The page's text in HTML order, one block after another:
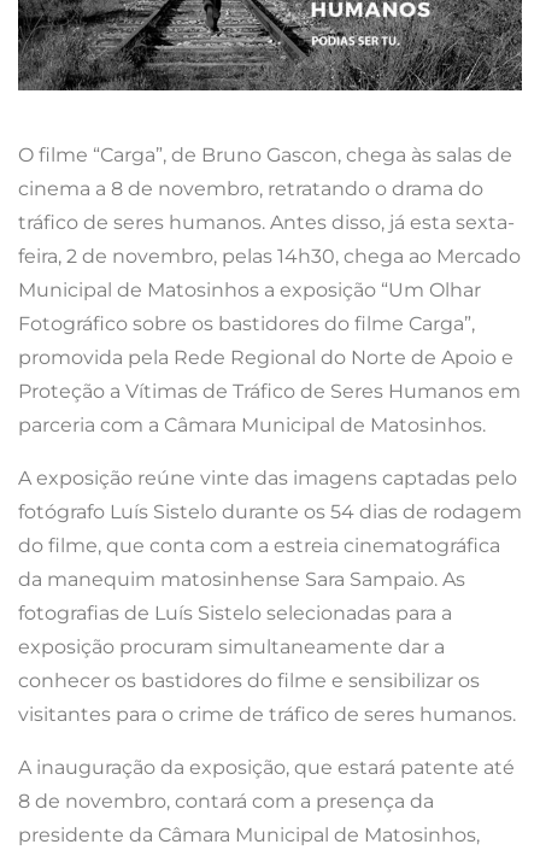
O filme “Carga”, de Bruno Gascon, chega às salas de
cinema a 8 de novembro, retratando o drama do
tráfico de seres humanos. Antes disso, já esta sexta-
feira, 2 de novembro, pelas 14h30, chega ao Mercado
Municipal de Matosinhos a exposição “Um Olhar
Fotográfico sobre os bastidores do filme Carga”,
promovida pela Rede Regional do Norte de Apoio e
Proteção a Vítimas de Tráfico de Seres Humanos em
parceria com a Câmara Municipal de Matosinhos.
A exposição reúne vinte das imagens captadas pelo
fotógrafo Luís Sistelo durante os 54 dias de rodagem
do filme, que conta com a estreia cinematográfica
da manequim matosinhense Sara Sampaio. As
fotografias de Luís Sistelo selecionadas para a
exposição procuram simultaneamente dar a
conhecer os bastidores do filme e sensibilizar os
visitantes para o crime de tráfico de seres humanos.
A inauguração da exposição, que estará patente até
8 de novembro, contará com a presença da
presidente da Câmara Municipal de Matosinhos,